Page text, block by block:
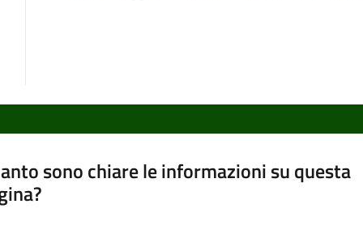
sono chiare le informazioni su questa